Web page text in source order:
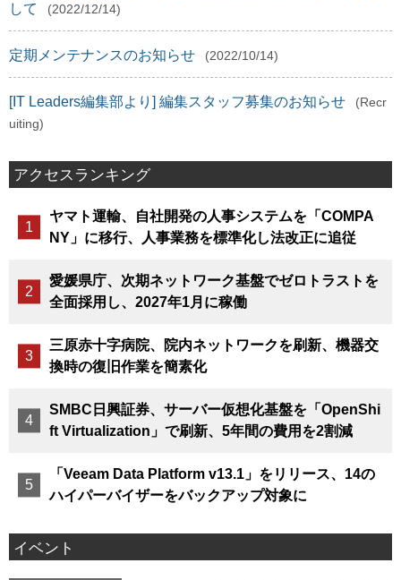
して
(2022/12/14)
定期メンテナンスのお知らせ (2022/10/14)
[IT Leaders編集部より] 編集スタッフ募集のお知らせ
(Recr
uiting)
アクセスランキング
ヤマト運輸、自社開発の人事システムを「COMPA
NY」に移行、人事業務を標準化し法改正に追従
愛媛県庁、次期ネットワーク基盤でゼロトラストを
全面採用し、2027年1月に稼働
三原赤十字病院、院内ネットワークを刷新、機器交
換時の復旧作業を簡素化
SMBC日興証券、サーバー仮想化基盤を「OpenShi
ft Virtualization」で刷新、5年間の費用を2割減
「Veeam Data Platform v13.1」をリリース、14の
ハイパーバイザーをバックアップ対象に
イベント